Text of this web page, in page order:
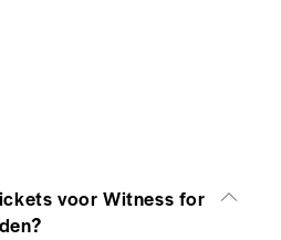
voor Witness for